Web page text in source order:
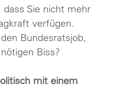
Sie nicht mehr
verfügen.
Bundesratsjob,
Biss?
mit einem